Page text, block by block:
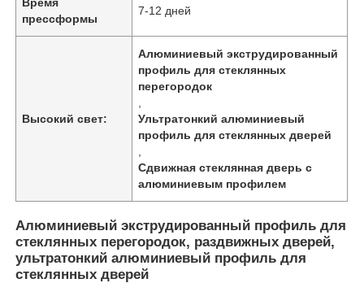
прессформы
7-12 дней
Высокий свет:
Алюминиевый экструдированный
профиль для стеклянных
перегородок
Ультратонкий алюминиевый
профиль для стеклянных дверей
Сдвижная стеклянная дверь с
алюминиевым профилем
Алюминиевый экструдированный профиль для
стеклянных перегородок, раздвижных дверей,
ультратонкий алюминиевый профиль для
стеклянных дверей